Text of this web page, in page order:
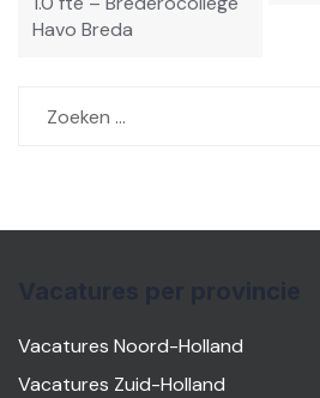
Havo Breda
naar:
Vacatures Noord-Holland
Vacatures Zuid-Holland